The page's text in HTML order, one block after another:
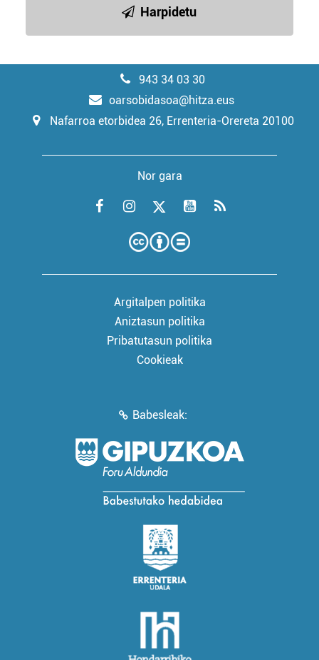
Harpidetu
943 34 03 30
oarsobidasoa@hitza.eus
Nafarroa etorbidea 26, Errenteria-Orereta 20100
Nor gara
Argitalpen politika
Aniztasun politika
Pribatutasun politika
Cookieak
Babesleak: